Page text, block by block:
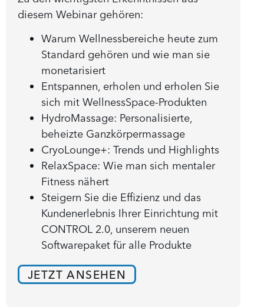
diesem Webinar gehören:
Warum Wellnessbereiche heute zum
Standard gehören und wie man sie
monetarisiert
Entspannen, erholen und erholen Sie
sich mit WellnessSpace-Produkten
HydroMassage: Personalisierte,
beheizte Ganzkörpermassage
CryoLounge+: Trends und Highlights
RelaxSpace: Wie man sich mentaler
Fitness nähert
Steigern Sie die Effizienz und das
Kundenerlebnis Ihrer Einrichtung mit
CONTROL 2.0, unserem neuen
Softwarepaket für alle Produkte
JETZT ANSEHEN